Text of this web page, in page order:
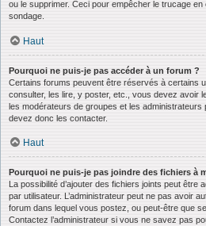
ou le supprimer. Ceci pour empêcher le trucage
sondage.
Haut
Pourquoi ne puis-je pas accéder à un forum ?
Certains forums peuvent être réservés à certains
consulter, les lire, y poster, etc., vous devez avoir
les modérateurs de groupes et les
devez donc les contacter.
Haut
Pourquoi ne puis-je pas joindre des fichiers à
La possibilité d’ajouter des fichiers joints peut être
par utilisateur. L’administrateur peut ne pas avoir
forum dans lequel vous postez, ou peut-être que
Contactez l’administrateur si vous ne savez pas